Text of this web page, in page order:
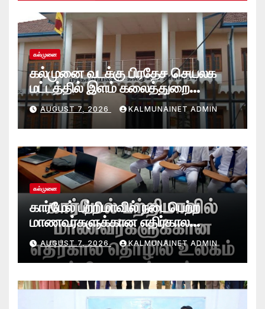
கல்முனை
கல்முனை வடக்கு பிரதேச செயலக
மட்டத்தில் இளம் கலைத்துறை
சாதனையாளர்களை உருவாக்கும்
தேசியஇளைஞர்விருது_விழா 2026
AUGUST 7, 2026 KALMUNAINET ADMIN
கல்முனை
கார்மேல் பற்றிமாவில் நடைபெற்ற
மாணவர்களுக்கான எதிர்கால
தொழில் உலகம் பற்றிய கருத்தரங்கு
AUGUST 7, 2026 KALMUNAINET ADMIN